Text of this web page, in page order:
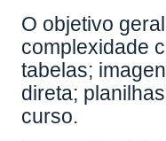
O objetivo
complexidade
tabelas;
direta;
curso.